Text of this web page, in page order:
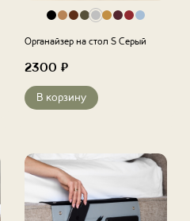
Органайзер на стол S Серый
2300 ₽
В корзину